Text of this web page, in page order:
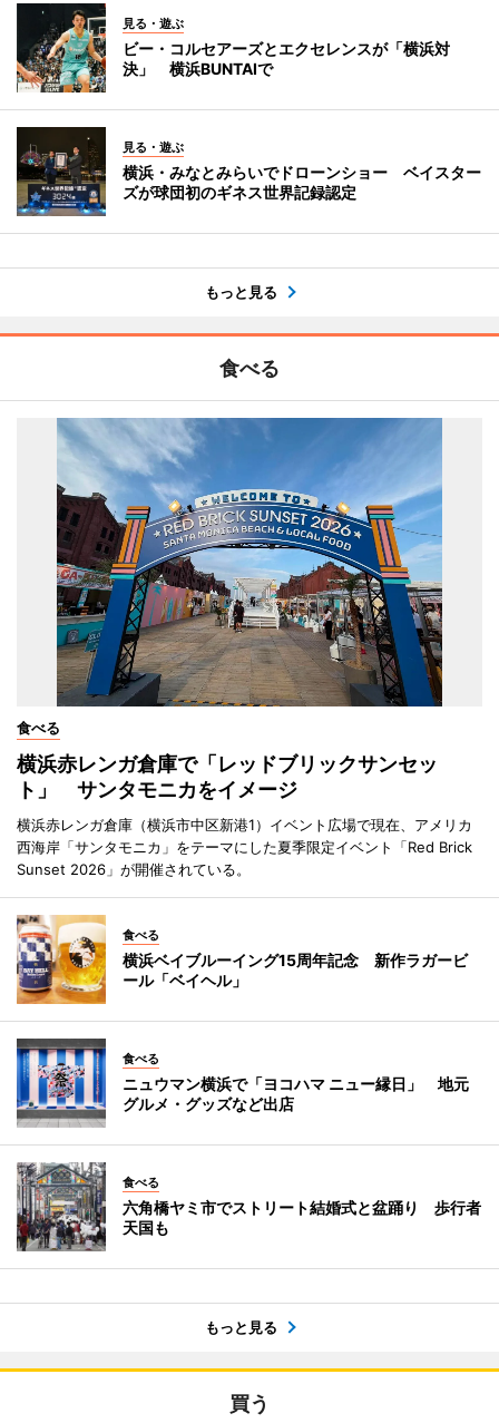
見る・遊ぶ
ビー・コルセアーズとエクセレンスが「横浜対
決」 横浜BUNTAIで
見る・遊ぶ
横浜・みなとみらいでドローンショー ベイスター
ズが球団初のギネス世界記録認定
もっと見る
食べる
食べる
横浜赤レンガ倉庫で「レッドブリックサンセッ
ト」 サンタモニカをイメージ
横浜赤レンガ倉庫（横浜市中区新港1）イベント広場で現在、アメリカ
西海岸「サンタモニカ」をテーマにした夏季限定イベント「Red Brick
Sunset 2026」が開催されている。
食べる
横浜ベイブルーイング15周年記念 新作ラガービ
ール「ベイヘル」
食べる
ニュウマン横浜で「ヨコハマ ニュー縁日」 地元
グルメ・グッズなど出店
食べる
六角橋ヤミ市でストリート結婚式と盆踊り 歩行者
天国も
もっと見る
買う